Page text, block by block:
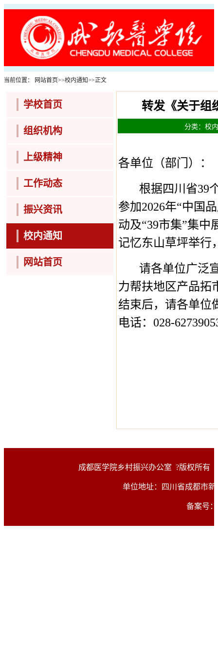
当前位置： 网站首页>>校内通知>>正文
学校首页
组织机构
上级精神
工作动态
振兴资讯
校内通知
网站首页
转发《关于组
分类：校
各单位（部门）：
根据四川省39
参加2026年“中国
动及“39市集”集中
记忆东山草坪举行
请各单位广泛
力帮扶地区产品拓
结束后，请各单位
电话： 028-
成都医学院乡村振兴办公室 ?版权所有
单位地址：四川省成都市
备案号